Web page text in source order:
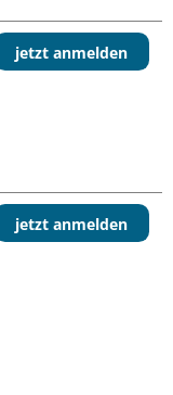
jetzt anmelden
jetzt anmelden